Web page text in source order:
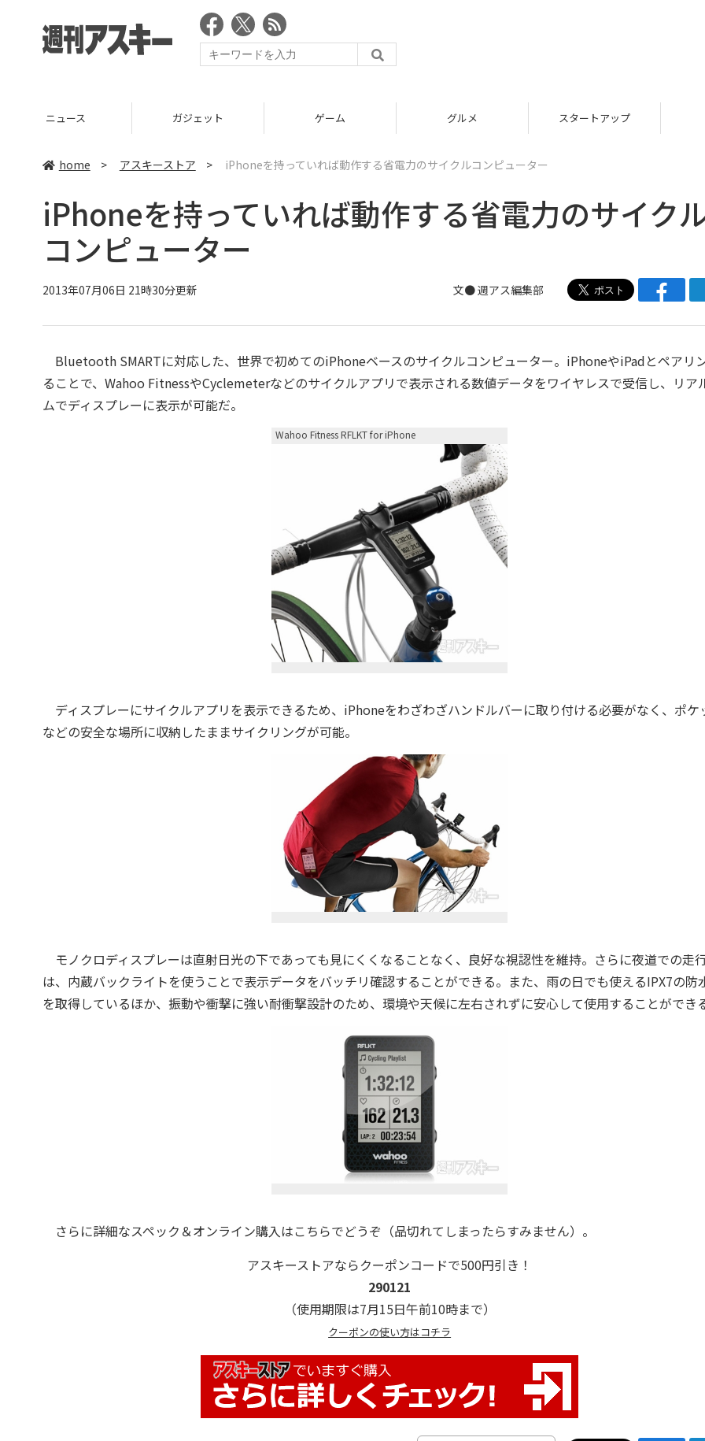
ニュース ガジェット ゲーム グルメ スタートアップ
home > アスキーストア > iPhoneを持っていれば動作する省電力のサイクルコンピューター
iPhoneを持っていれば動作する省電力のサイク
コンピューター
2013年07月06日 21時30分更新 文●週アス編集部
Bluetooth SMARTに対応した、世界で初めてのiPhoneベースのサイクルコンピューター。iPhoneやiPadとペアリ
ることで、Wahoo FitnessやCyclemeterなどのサイクルアプリで表示される数値データをワイヤレスで受信し、リア
ムでディスプレーに表示が可能だ。
Wahoo Fitness RFLKT for iPhone
ディスプレーにサイクルアプリを表示できるため、iPhoneをわざわざハンドルバーに取り付ける必要がなく、ポケ
などの安全な場所に収納したままサイクリングが可能。
モノクロディスプレーは直射日光の下であっても見にくくなることなく、良好な視認性を維持。さらに夜道での走
は、内蔵バックライトを使うことで表示データをバッチリ確認することができる。また、雨の日でも使えるIPX7の防
を取得しているほか、振動や衝撃に強い耐衝撃設計のため、環境や天候に左右されずに安心して使用することができ
さらに詳細なスペック＆オンライン購入はこちらでどうぞ（品切れてしまったらすみません）。
アスキーストアならクーポンコードで500円引き！
290121
（使用期限は7月15日午前10時まで）
クーポンの使い方はコチラ